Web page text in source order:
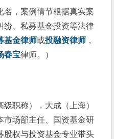
名，案例情节根据真实案
纷、私募基金投资等法律
基金律师或投融资律师 ，
春宝律师。）
职称），大成（上海）
市场部主任、国资基金研
股权与投资基金专业带头